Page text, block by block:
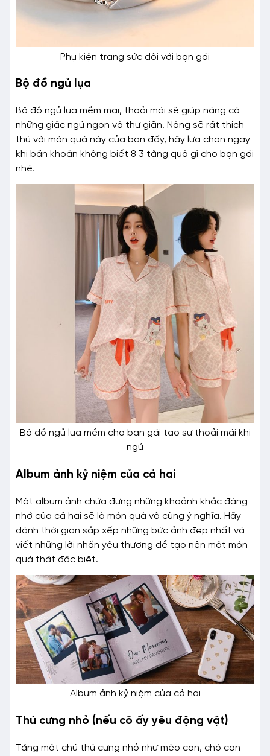
Phụ kiện trang sức đôi với bạn gái
Bộ đồ ngủ lụa
Bộ đồ ngủ lụa mềm mại, thoải mái sẽ giúp nàng có
những giấc ngủ ngon và thư giãn. Nàng sẽ rất thích
thú với món quà này của bạn đấy, hãy lựa chọn ngay
khi băn khoăn không biết 8 3 tặng quà gì cho bạn gái
nhé.
Bộ đồ ngủ lụa mềm cho bạn gái tạo sự thoải mái khi
ngủ
Album ảnh kỷ niệm của cả hai
Một album ảnh chứa đựng những khoảnh khắc đáng
nhớ của cả hai sẽ là món quà vô cùng ý nghĩa. Hãy
dành thời gian sắp xếp những bức ảnh đẹp nhất và
viết những lời nhắn yêu thương để tạo nên một món
quà thật đặc biệt.
Album ảnh kỷ niệm của cả hai
Thú cưng nhỏ (nếu cô ấy yêu động vật)
Tặng một chú thú cưng nhỏ như mèo con, chó con